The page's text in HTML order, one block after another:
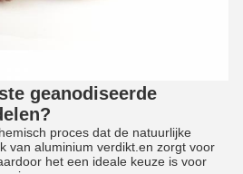
geanodiseerde
proces dat de natuurlijke
van aluminium verdikt.en zorgt voor
het een ideale keuze is voor